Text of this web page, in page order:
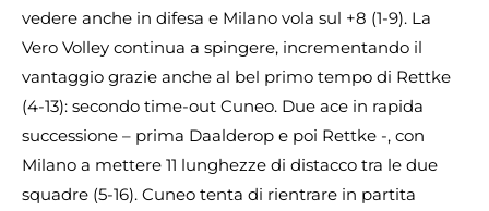
vedere anche in difesa e Milano vola sul +8 (1-9). La
Vero Volley continua a spingere, incrementando il
vantaggio grazie anche al bel primo tempo di Rettke
(4-13): secondo time-out Cuneo. Due ace in rapida
successione – prima Daalderop e poi Rettke -, con
Milano a mettere 11 lunghezze di distacco tra le due
squadre (5-16). Cuneo tenta di rientrare in partita